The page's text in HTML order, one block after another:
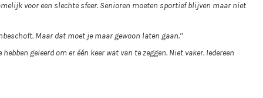
voor een slechte sfeer. Senioren moeten sportief blijven maar niet
Maar dat moet je maar gewoon laten gaan.’’
geleerd om er één keer wat van te zeggen. Niet vaker. Iedereen